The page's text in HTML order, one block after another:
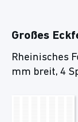
Großes
Rheinisches
mm breit, 4